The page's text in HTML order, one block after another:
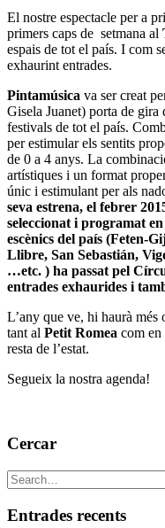
El nostre espectacle per a
primers caps de setmana al
espais de tot el país. I com
exhaurint entrades.
Pintamúsica va ser creat
Gisela Juanet) porta de gira
festivals de tot el país.
per estimular els sentits
de 0 a 4 anys. La
artístiques i un format
únic i estimulant per als
seva estrena, el febrer
seleccionat i programat
escènics del país (Feten-
Llibre, San Sebastián,
…etc. ) ha passat pel
entrades exhaurides i
L’any que ve, hi haurà més
tant al Petit Romea com en
resta de l’estat.
Segueix la nostra agenda!
Cercar
Entrades recents